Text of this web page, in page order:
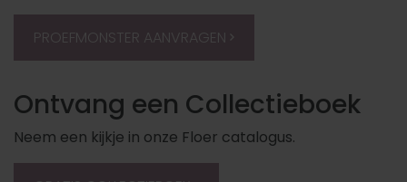
PROEFMONSTER AANVRAGEN
Ontvang een Collectieboek
Neem een kijkje in onze Floer catalogus.